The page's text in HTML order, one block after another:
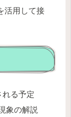
活用して接
れる予定
象の解説